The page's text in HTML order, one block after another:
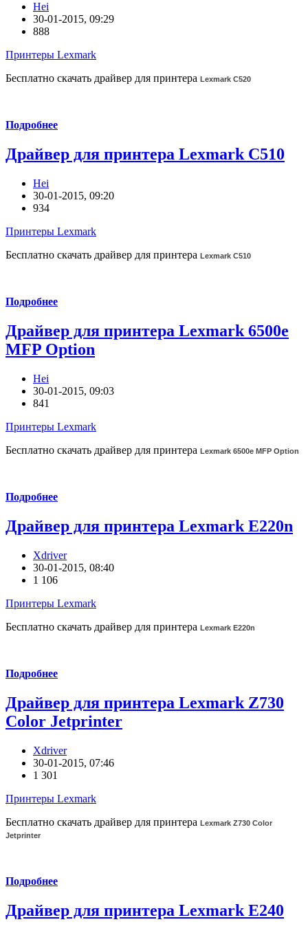
Hei
30-01-2015, 09:29
888
Принтеры Lexmark
Бесплатно скачать драйвер для принтера Lexmark C520
Подробнее
Драйвер для принтера Lexmark C510
Hei
30-01-2015, 09:20
934
Принтеры Lexmark
Бесплатно скачать драйвер для принтера Lexmark C510
Подробнее
Драйвер для принтера Lexmark 6500e
MFP Option
Hei
30-01-2015, 09:03
841
Принтеры Lexmark
Бесплатно скачать драйвер для принтера Lexmark 6500e MFP Option
Подробнее
Драйвер для принтера Lexmark E220n
Xdriver
30-01-2015, 08:40
1 106
Принтеры Lexmark
Бесплатно скачать драйвер для принтера Lexmark E220n
Подробнее
Драйвер для принтера Lexmark Z730
Color Jetprinter
Xdriver
30-01-2015, 07:46
1 301
Принтеры Lexmark
Бесплатно скачать драйвер для принтера Lexmark Z730 Color
Jetprinter
Подробнее
Драйвер для принтера Lexmark E240